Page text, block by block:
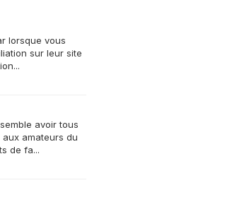
lorsque vous
sur leur site
avoir tous
amateurs du
de fa...